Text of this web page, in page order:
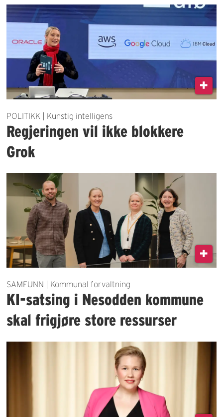
POLITIKK | Kunstig intelligens
Regjeringen vil ikke blokkere
Grok
SAMFUNN | Kommunal forvaltning
KI-satsing i Nesodden kommune
skal frigjøre store ressurser